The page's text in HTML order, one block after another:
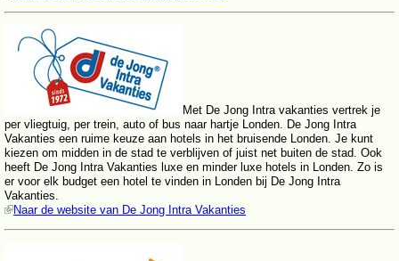
Met De Jong Intra vakanties vertrek je
per vliegtuig, per trein, auto of bus naar hartje Londen. De Jong Intra
Vakanties een ruime keuze aan hotels in het bruisende Londen. Je kunt
kiezen om midden in de stad te verblijven of juist net buiten de stad. Ook
heeft De Jong Intra Vakanties luxe en minder luxe hotels in Londen. Zo is
er voor elk budget een hotel te vinden in Londen bij De Jong Intra
Vakanties.
Naar de website van De Jong Intra Vakanties